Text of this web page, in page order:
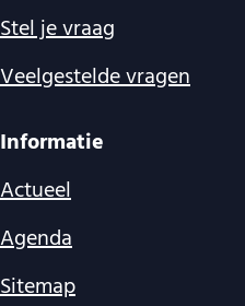
Stel je vraag
Veelgestelde vragen
Informatie
Actueel
Agenda
Sitemap